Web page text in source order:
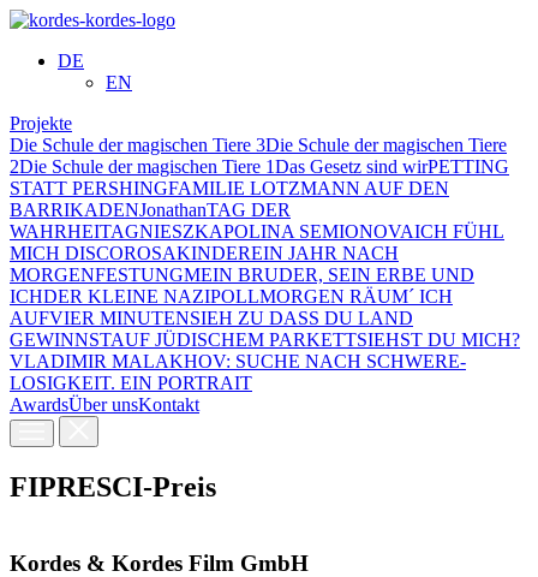
DE
EN
Projekte
Die Schule der magischen Tiere 3Die Schule der magischen Tiere
2Die Schule der magischen Tiere 1Das Gesetz sind wirPETTING
STATT PERSHINGFAMILIE LOTZMANN AUF DEN
BARRIKADENJonathanTAG DER
WAHRHEITAGNIESZKAPOLINA SEMIONOVAICH FÜHL
MICH DISCOROSAKINDEREIN JAHR NACH
MORGENFESTUNGMEIN BRUDER, SEIN ERBE UND
ICHDER KLEINE NAZIPOLLMORGEN RÄUM´ ICH
AUFVIER MINUTENSIEH ZU DASS DU LAND
GEWINNSTAUF JÜDISCHEM PARKETTSIEHST DU MICH?
VLADIMIR MALAKHOV: SUCHE NACH SCHWERE­
LOSIGKEIT. EIN PORTRAIT
AwardsÜber unsKontakt
FIPRESCI-Preis
Kordes & Kordes Film GmbH